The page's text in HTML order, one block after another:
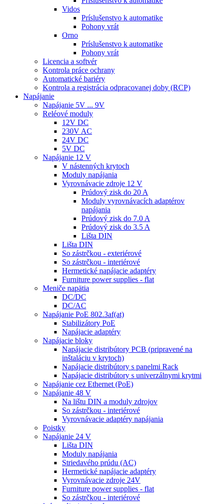
Vidos
Príslušenstvo k automatike
Pohony vrát
Orno
Príslušenstvo k automatike
Pohony vrát
Licencia a softvér
Kontrola práce ochrany
Automatické bariéry
Kontrola a registrácia odpracovanej doby (RCP)
Napájanie
Napájanie 5V ... 9V
Reléové moduly
12V DC
230V AC
24V DC
5V DC
Napájanie 12 V
V nástenných krytoch
Moduly napájania
Vyrovnávacie zdroje 12 V
Prúdový zisk do 20 A
Moduly vyrovnávacích adaptérov
napájania
Prúdový zisk do 7.0 A
Prúdový zisk do 3.5 A
Lišta DIN
Lišta DIN
So zástrčkou - exteriérové
So zástrčkou - interiérové
Hermetické napájacie adaptéry
Furniture power supplies - flat
Meniče napätia
DC/DC
DC/AC
Napájanie PoE 802.3af(at)
Stabilizátory PoE
Napájacie adaptéry
Napájacie bloky
Napájacie distribútory PCB (pripravené na
inštaláciu v krytoch)
Napájacie distribútory s panelmi Rack
Napájacie distribútory s univerzálnymi krytmi
Napájanie cez Ethernet (PoE)
Napájanie 48 V
Na lištu DIN a moduly zdrojov
So zástrčkou - interiérové
Vyrovnávacie adaptéry napájania
Poistky
Napájanie 24 V
Lišta DIN
Moduly napájania
Striedavého prúdu (AC)
Hermetické napájacie adaptéry
Vyrovnávacie zdroje 24V
Furniture power supplies - flat
So zástrčkou - interiérové